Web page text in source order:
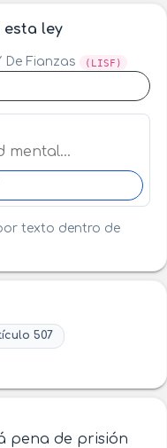
esta ley
De Fianzas (LISF)
ley
texto dentro de
507
pena de prisión